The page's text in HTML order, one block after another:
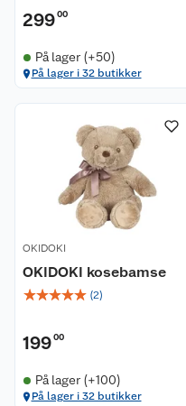
29900
På lager (+50)
På lager i 32 butikker
OKIDOKI
OKIDOKI kosebamse
☆☆☆☆☆ (2)
19900
På lager (+100)
På lager i 32 butikker